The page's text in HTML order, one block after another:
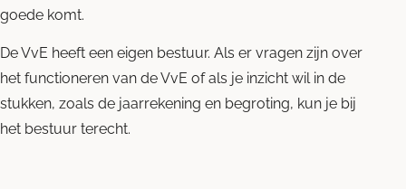
goede komt.
De VvE heeft een eigen bestuur. Als er vragen zijn over
het functioneren van de VvE of als je inzicht wil in de
stukken, zoals de jaarrekening en begroting, kun je bij
het bestuur terecht.